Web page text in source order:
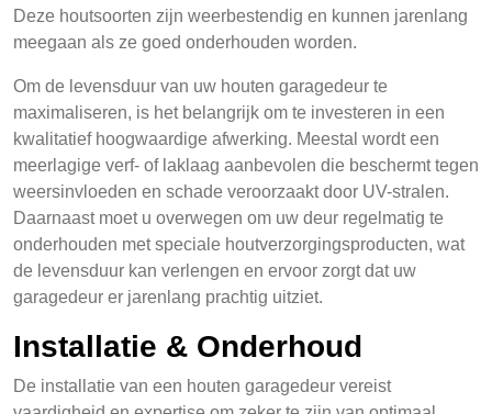
Deze houtsoorten zijn weerbestendig en kunnen jarenlang
meegaan als ze goed onderhouden worden.
Om de levensduur van uw houten garagedeur te
maximaliseren, is het belangrijk om te investeren in een
kwalitatief hoogwaardige afwerking. Meestal wordt een
meerlagige verf- of laklaag aanbevolen die beschermt tegen
weersinvloeden en schade veroorzaakt door UV-stralen.
Daarnaast moet u overwegen om uw deur regelmatig te
onderhouden met speciale houtverzorgingsproducten, wat
de levensduur kan verlengen en ervoor zorgt dat uw
garagedeur er jarenlang prachtig uitziet.
Installatie & Onderhoud
De installatie van een houten garagedeur vereist